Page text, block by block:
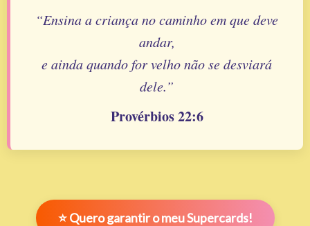
“Ensina a criança no caminho em que deve
andar,
e ainda quando for velho não se desviará
dele.”
Provérbios 22:6
⭐ Quero garantir o meu Supercards!